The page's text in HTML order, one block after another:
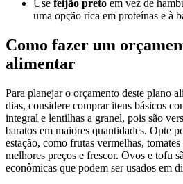
Use feijão preto em vez de
uma opção rica em proteínas e à
Como fazer um
alimentar
Para planejar o orçamento deste plano
dias, considere comprar itens básicos
integral e lentilhas a granel, pois são
baratos em maiores quantidades. Opte
estação, como frutas vermelhas,
melhores preços e frescor. Ovos e tofu
econômicas que podem ser usados em